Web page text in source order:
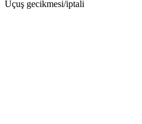
Uçuş gecikmesi/iptali